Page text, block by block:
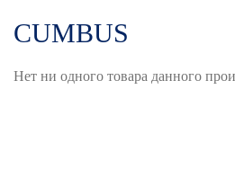
CUMBUS
Нет ни одного товара данного